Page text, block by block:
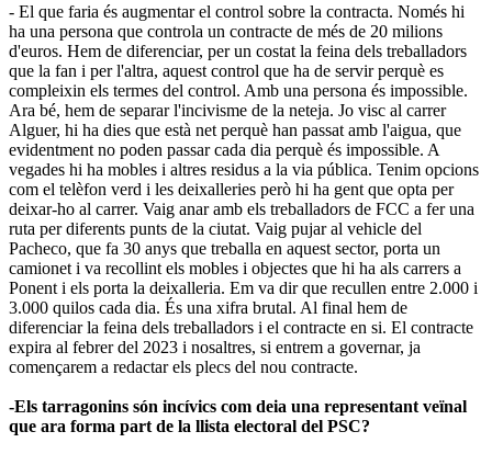
- El que faria és augmentar el control sobre la contracta. Només hi
ha una persona que controla un contracte de més de 20 milions
d'euros. Hem de diferenciar, per un costat la feina dels treballadors
que la fan i per l'altra, aquest control que ha de servir perquè es
compleixin els termes del control. Amb una persona és impossible.
Ara bé, hem de separar l'incivisme de la neteja. Jo visc al carrer
Alguer, hi ha dies que està net perquè han passat amb l'aigua, que
evidentment no poden passar cada dia perquè és impossible. A
vegades hi ha mobles i altres residus a la via pública. Tenim opcions
com el telèfon verd i les deixalleries però hi ha gent que opta per
deixar-ho al carrer. Vaig anar amb els treballadors de FCC a fer una
ruta per diferents punts de la ciutat. Vaig pujar al vehicle del
Pacheco, que fa 30 anys que treballa en aquest sector, porta un
camionet i va recollint els mobles i objectes que hi ha als carrers a
Ponent i els porta la deixalleria. Em va dir que recullen entre 2.000 i
3.000 quilos cada dia. És una xifra brutal. Al final hem de
diferenciar la feina dels treballadors i el contracte en si. El contracte
expira al febrer del 2023 i nosaltres, si entrem a governar, ja
començarem a redactar els plecs del nou contracte.
-Els tarragonins són incívics com deia una representant veïnal
que ara forma part de la llista electoral del PSC?